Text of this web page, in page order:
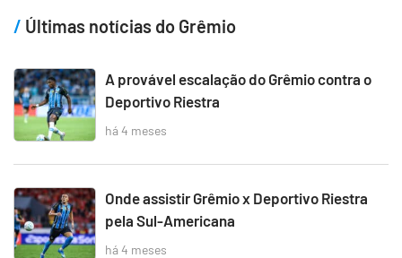
Últimas notícias do Grêmio
A provável escalação do Grêmio contra o
Deportivo Riestra
há 4 meses
Onde assistir Grêmio x Deportivo Riestra
pela Sul-Americana
há 4 meses